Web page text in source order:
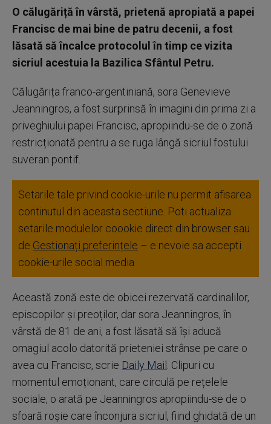
O călugăriță în vârstă, prietenă apropiată a papei
Francisc de mai bine de patru decenii, a fost
lăsată să încalce protocolul în timp ce vizita
sicriul acestuia la Bazilica Sfântul Petru.
Călugărița franco-argentiniană, sora Genevieve
Jeanningros, a fost surprinsă în imagini din prima zi a
priveghiului papei Francisc, apropiindu-se de o zonă
restricționată pentru a se ruga lângă sicriul fostului
suveran pontif.
Setarile tale privind cookie-urile nu permit afisarea
continutul din aceasta sectiune. Poti actualiza
setarile modulelor coookie direct din browser sau
de Gestionați preferințele – e nevoie sa accepti
cookie-urile social media
Această zonă este de obicei rezervată cardinalilor,
episcopilor și preoților, dar sora Jeanningros, în
vârstă de 81 de ani, a fost lăsată să își aducă
omagiul acolo datorită prieteniei strânse pe care o
avea cu Francisc, scrie Daily Mail . Clipuri cu
momentul emoționant, care circulă pe rețelele
sociale, o arată pe Jeanningros apropiindu-se de o
sfoară roșie care înconjura sicriul, fiind ghidată de un